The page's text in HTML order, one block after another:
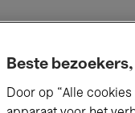
Beste bezoekers,
Door op “Alle